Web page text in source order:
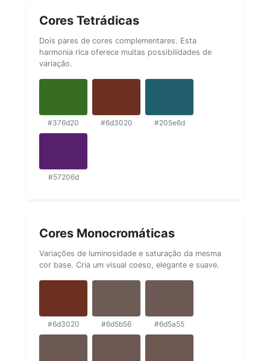
Cores Tetrádicas
Dois pares de cores complementares. Esta
harmonia rica oferece muitas possibilidades de
variação.
#376d20 #6d3020 #205e6d
#57206d
Cores Monocromáticas
Variações de luminosidade e saturação da mesma
cor base. Cria um visual coeso, elegante e suave.
#6d3020 #6d5b56 #6d5a55